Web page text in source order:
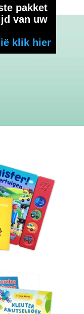
pakket
van uw
klik hier